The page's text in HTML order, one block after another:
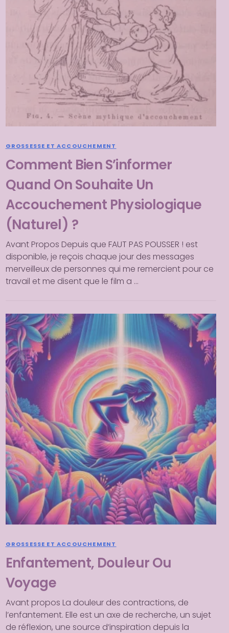
GROSSESSE ET ACCOUCHEMENT
Comment Bien S’informer
Quand On Souhaite Un
Accouchement Physiologique
(naturel) ?
Avant Propos Depuis que FAUT PAS POUSSER ! est
disponible, je reçois chaque jour des messages
merveilleux de personnes qui me remercient pour ce
travail et me disent que le film a …
GROSSESSE ET ACCOUCHEMENT
Enfantement, Douleur Ou
Voyage
Avant propos La douleur des contractions, de
l’enfantement. Elle est un axe de recherche, un sujet
de réflexion, une source d’inspiration depuis la